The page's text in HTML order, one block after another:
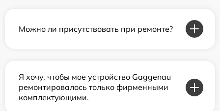
Можно ли присутствовать при ремонте?
Я хочу, чтобы мое устройство Gaggenau
ремонтировалось только фирменными
комплектующими.